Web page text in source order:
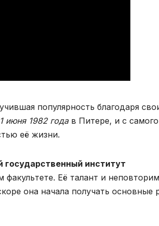
популярность благодаря
июня 1982 годав Питере, и с самого
её жизни.
государственный институт
факультете. Её талант и
она начала получать основные